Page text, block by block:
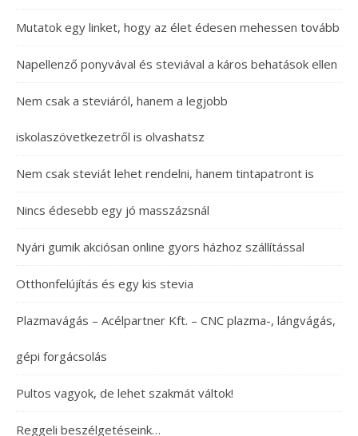
Mutatok egy linket, hogy az élet édesen mehessen tovább
Napellenző ponyvával és steviával a káros behatások ellen
Nem csak a steviáról, hanem a legjobb
iskolaszövetkezetről is olvashatsz
Nem csak steviát lehet rendelni, hanem tintapatront is
Nincs édesebb egy jó masszázsnál
Nyári gumik akciósan online gyors házhoz szállítással
Otthonfelújítás és egy kis stevia
Plazmavágás – Acélpartner Kft. – CNC plazma-, lángvágás,
gépi forgácsolás
Pultos vagyok, de lehet szakmát váltok!
Reggeli beszélgetéseink…